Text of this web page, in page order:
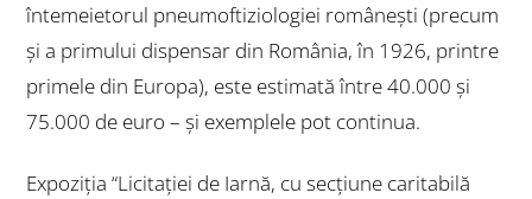
întemeietorul pneumoftiziologiei românești (precum
și a primului dispensar din România, în 1926, printre
primele din Europa), este estimată între 40.000 și
75.000 de euro – și exemplele pot continua.
Expoziția “Licitației de Iarnă, cu secțiune caritabilă